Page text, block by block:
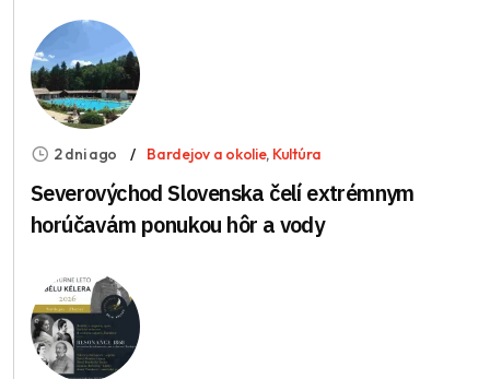
2 dni ago Bardejov a okolie, Kultúra
Severovýchod Slovenska čelí extrémnym
horúčavám ponukou hôr a vody